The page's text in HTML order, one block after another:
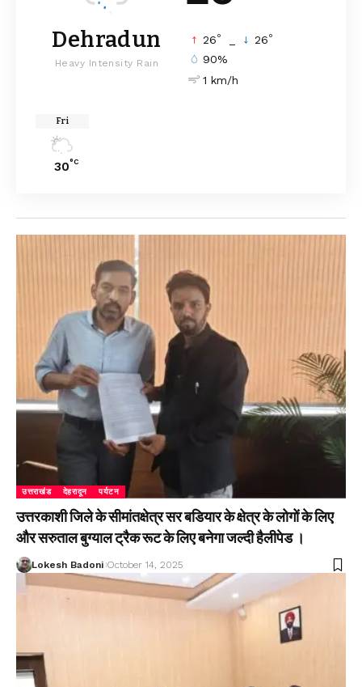
Dehradun
Heavy Intensity Rain
26° 26°
90%
1 km/h
Fri
30°C
उत्तराखंड देहरादून पर्यटन
उत्तरकाशी जिले के सीमांतक्षेत्र सर बडियार के क्षेत्र के लोगों के लिए
और सरुताल बुग्याल ट्रैक रूट के लिए बनेगा जल्दी हैलीपेड ।
Lokesh Badoni October 14, 2025